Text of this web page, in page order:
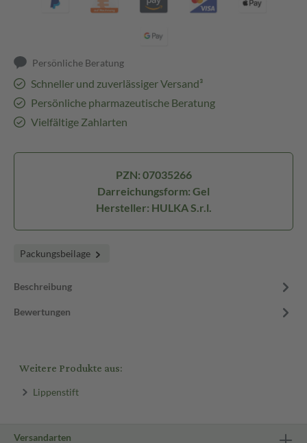
Persönliche Beratung
Schneller und zuverlässiger Versand³
Persönliche pharmazeutische Beratung
Vielfältige Zahlarten
PZN: 07035266
Darreichungsform: Gel
Hersteller: HULKA S.r.l.
Packungsbeilage
Beschreibung
Bewertungen
Weitere Produkte aus:
Lippenstift
Versandarten